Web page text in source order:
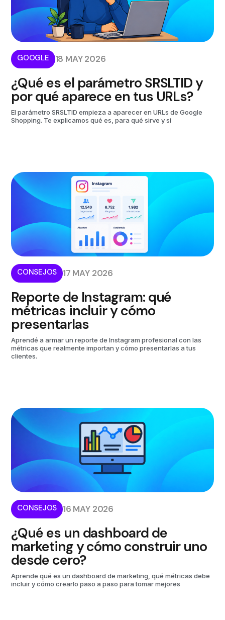
GOOGLE 18 MAY 2026
¿Qué es el parámetro SRSLTID y
por qué aparece en tus URLs?
El parámetro SRSLTID empieza a aparecer en URLs de Google
Shopping. Te explicamos qué es, para qué sirve y si
CONSEJOS 17 MAY 2026
Reporte de Instagram: qué
métricas incluir y cómo
presentarlas
Aprendé a armar un reporte de Instagram profesional con las
métricas que realmente importan y cómo presentarlas a tus
clientes.
CONSEJOS 16 MAY 2026
¿Qué es un dashboard de
marketing y cómo construir uno
desde cero?
Aprende qué es un dashboard de marketing, qué métricas debe
incluir y cómo crearlo paso a paso para tomar mejores